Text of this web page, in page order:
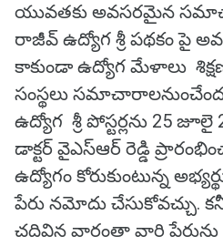
యువతకు అవసరమైన
రాజీవ్ ఉద్యోగ శ్రీ పథకం పై
కాకుండా ఉద్యోగ మేళాలు
సంస్థలు
ఉద్యోగ శ్రీ పోస్టర్లను 25
డాక్టర్ వైఎస్ఆర్ రెడ్డి
ఉద్యోగం కోరుకుంటున్న
పేరు నమోదు చేసుకోవచ్చు.
చదివిన వారంతా వారి పేరును